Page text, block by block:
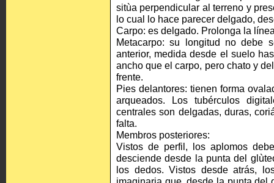
sitùa perpendicular al terreno y
lo cual lo hace parecer delgado,
Carpo: es delgado. Prolonga la
Metacarpo: su longitud no debe
anterior, medida desde el suelo
ancho que el carpo, pero chato y
frente.
Pies delantores: tienen forma
arqueados. Los tubérculos
centrales son delgadas, duras,
falta.
Membros posteriores:
Vistos de perfil, los aplomos
desciende desde la punta del
los dedos. Vistos desde atrás,